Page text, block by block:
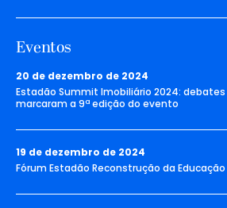
Eventos
20 de dezembro de 2024
Estadão Summit Imobiliário 2024:
marcaram a 9ª edição do evento
19 de dezembro de 2024
Fórum Estadão Reconstrução da Educação